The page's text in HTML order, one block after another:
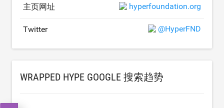
主页网址 hyperfoundation.org
Twitter @HyperFND
WRAPPED HYPE GOOGLE 搜索趋势